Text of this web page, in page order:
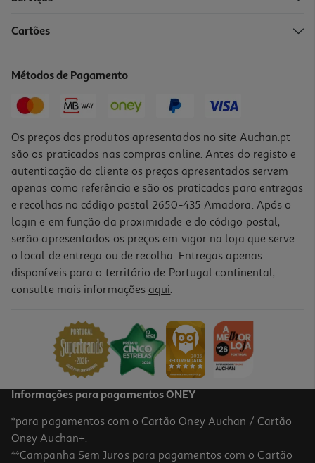
8,45 € PVP de editor
-10%
Livro O Monstro Das Cores Vai À Escola - Anna Llenas
PVP de editor
12,56 €
Cartões
Métodos de Pagamento
Os preços dos produtos apresentados no site Auchan.pt
são os praticados nas compras online. Antes do registo e
autenticação do cliente os preços apresentados servem
apenas como referência e são os praticados para entregas
e recolhas no código postal 2650-435 Amadora. Após o
login e em função da proximidade e do código postal,
serão apresentados os preços em vigor na loja que serve
o local de entrega ou de recolha. Entregas apenas
disponíveis para o território de Portugal continental,
consulte mais informações aqui.
Informações para pagamentos ONEY
*para pagamentos com o Cartão Oney Auchan / Cartão
Oney Auchan+.
**Campanha Sem Juros para pagamentos com o Cartão